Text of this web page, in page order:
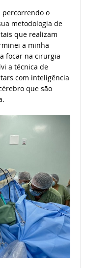
percorrendo o
metodologia de
que realizam
a minha
focar na cirurgia
a técnica de
com inteligência
que são